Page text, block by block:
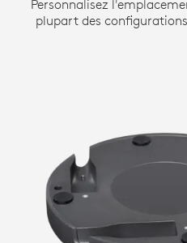
Personnalisez
plupart des